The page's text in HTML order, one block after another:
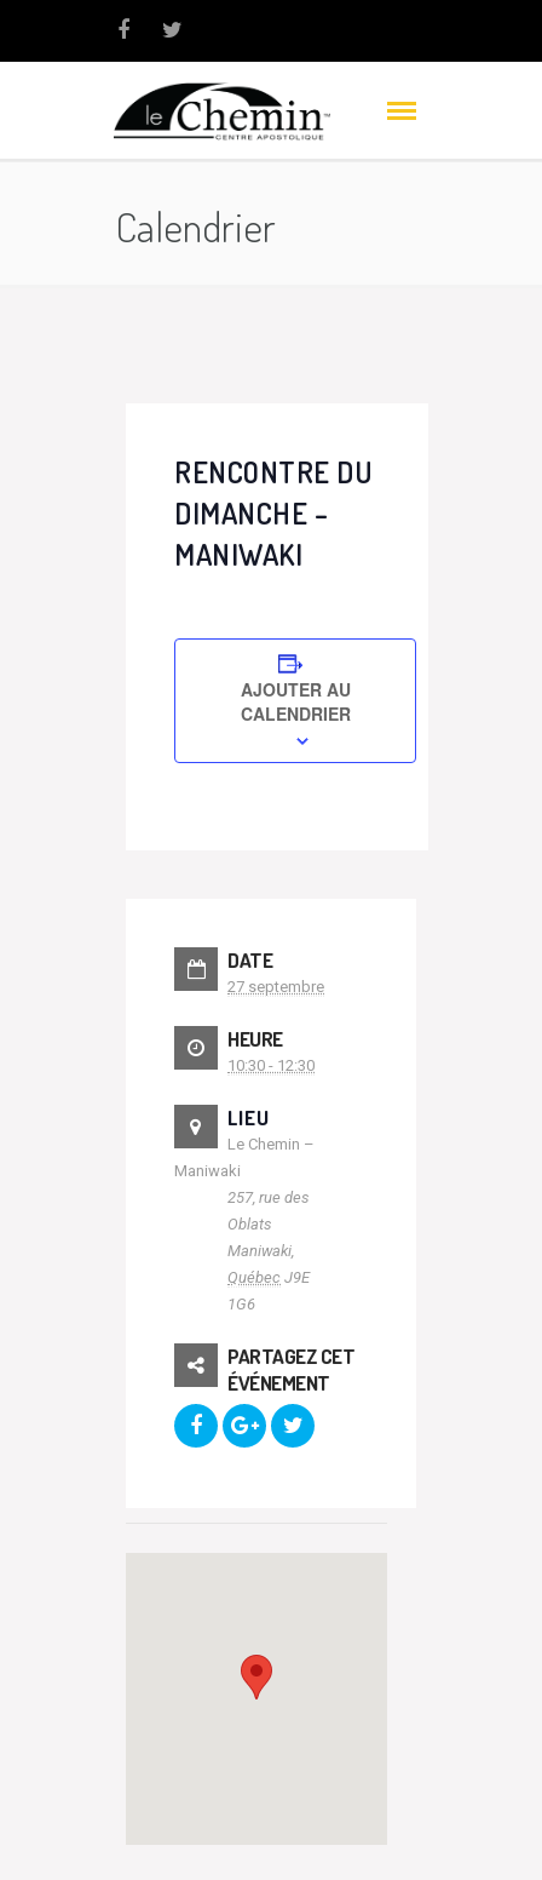
Calendrier
RENCONTRE DU
DIMANCHE –
MANIWAKI
AJOUTER AU
CALENDRIER
DATE
27 septembre
HEURE
10:30 - 12:30
LIEU
Le Chemin –
Maniwaki
257, rue des
Oblats
Maniwaki,
Québec J9E
1G6
PARTAGEZ CET
ÉVÉNEMENT